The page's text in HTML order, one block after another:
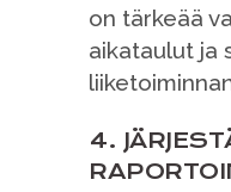
on tärkeää
aikataulut ja
4.